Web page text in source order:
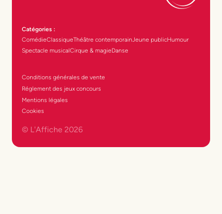
Catégories :
ComédieClassiqueThéâtre contemporainJeune publicHumour
Spectacle musicalCirque & magieDanse
Conditions générales de vente
Réglement des jeux concours
Mentions légales
Cookies
© L'Affiche 2026